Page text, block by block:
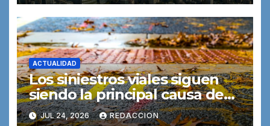
ACTUALIDAD
Los siniestros viales siguen
siendo la principal causa de
muerte entre los jóvenes
JUL 24, 2026 REDACCION